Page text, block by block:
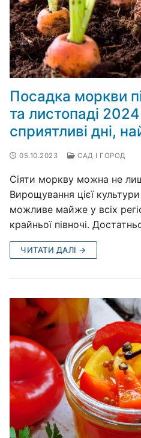
Посадка моркви
та листопаді
сприятливі дні,
05.10.2023 САД І ГОРОД
Сіяти моркву можна не
Вирощування цієї
можливе майже у всіх
крайньої півночі.
ЧИТАТИ ДАЛІ →